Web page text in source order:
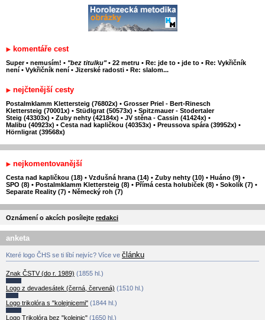
komentáře cest
Super • nemusím! • "bez titulku" • 22 metru • Re: jde to • jde to • Re: Vykřičník
není • Vykřičník není • Jizerské radosti • Re: slalom...
nejčtenější cesty
Postalmklamm Klettersteig (76802x) • Grosser Priel - Bert-Rinesch
Klettersteig (70001x) • Stüdlgrat (50573x) • Spitzmauer - Stodertaler
Steig (43303x) • Zuby nehty (42184x) • JV stěna - Cassin (41424x) •
Malibu (40923x) • Cesta nad kapličkou (40353x) • Preussova spára (39952x) •
Hörnligrat (39568x)
nejkomentovanější
Cesta nad kapličkou (18) • Vzdušná hrana (14) • Zuby nehty (10) • Huáno (9) •
SPO (8) • Postalmklamm Klettersteig (8) • Přímá cesta holubiček (8) • Sokolík (7) •
Separate Reality (7) • Německý roh (7)
Oznámení o akcích posílejte redakci
anketa
Které logo ČHS se ti líbí nejvíc? Více ve článku
Znak ČSTV (do r. 1989) (1855 hl.)
Logo z devadesátek (černá, červená) (1510 hl.)
Logo trikolóra s "kolejnicemi" (1844 hl.)
Logo Trikolóra bez "kolejnic" (1650 hl.)